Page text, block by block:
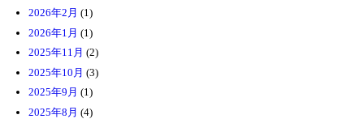
2026年2月 (1)
2026年1月 (1)
2025年11月 (2)
2025年10月 (3)
2025年9月 (1)
2025年8月 (4)